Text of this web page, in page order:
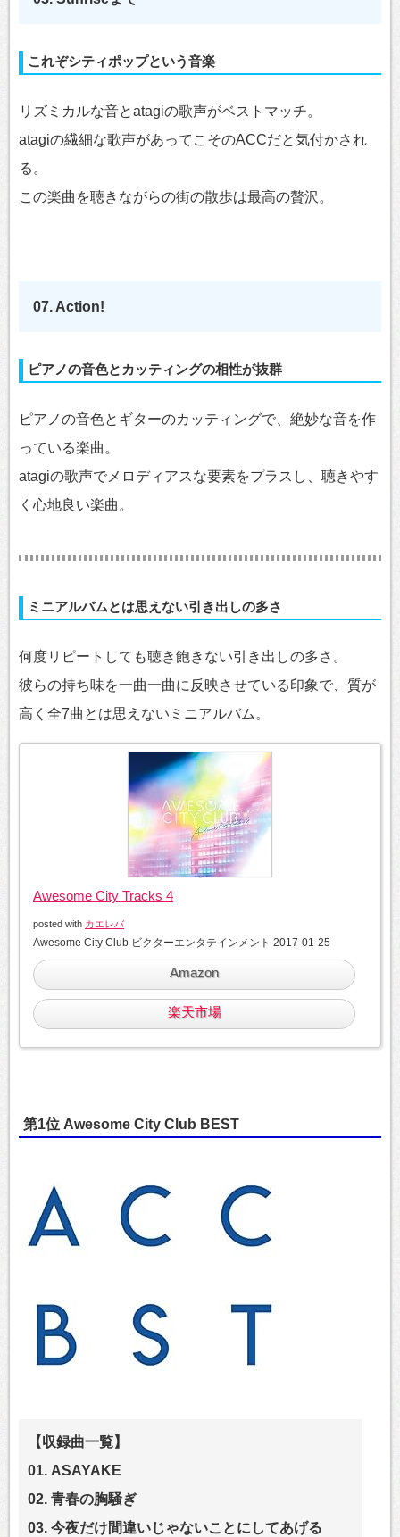
これぞシティポップという音楽
リズミカルな音とatagiの歌声がベストマッチ。
atagiの繊細な歌声があってこそのACCだと気付かされ
る。
この楽曲を聴きながらの街の散歩は最高の贅沢。
07. Action!
ピアノの音色とカッティングの相性が抜群
ピアノの音色とギターのカッティングで、絶妙な音を作
っている楽曲。
atagiの歌声でメロディアスな要素をプラスし、聴きやす
く心地良い楽曲。
ミニアルバムとは思えない引き出しの多さ
何度リピートしても聴き飽きない引き出しの多さ。
彼らの持ち味を一曲一曲に反映させている印象で、質が
高く全7曲とは思えないミニアルバム。
Awesome City Tracks 4
posted with カエレバ
Awesome City Club ビクターエンタテインメント 2017-01-25
Amazon
楽天市場
第1位 Awesome City Club BEST
【収録曲一覧】
01. ASAYAKE
02. 青春の胸騒ぎ
03. 今夜だけ間違いじゃないことにしてあげる